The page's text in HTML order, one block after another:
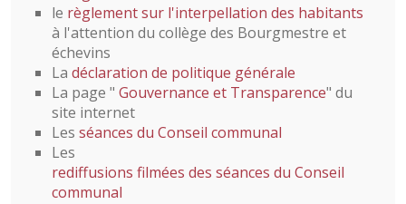
le règlement sur l'interpellation des habitants
à l'attention du collège des Bourgmestre et
échevins
La déclaration de politique générale
La page " Gouvernance et Transparence" du
site internet
Les séances du Conseil communal
Les
rediffusions filmées des séances du Conseil
communal